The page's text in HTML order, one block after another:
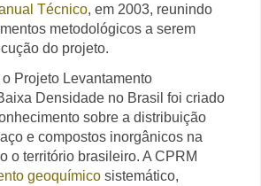
Técnico, em 2003, reunindo
metodológicos a serem
do projeto.
Projeto Levantamento
Densidade no Brasil foi criado
sobre a distribuição
e compostos inorgânicos na
o território brasileiro. A CPRM
geoquímicosistemático,